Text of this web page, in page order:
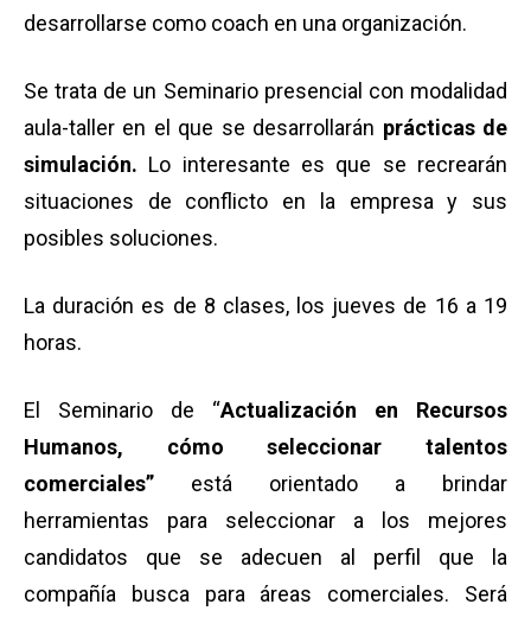
desarrollarse como coach en una organización.
Se trata de un Seminario presencial con modalidad
aula-taller en el que se desarrollarán prácticas de
simulación. Lo interesante es que se recrearán
situaciones de conflicto en la empresa y sus
posibles soluciones.
La duración es de 8 clases, los jueves de 16 a 19
horas.
El Seminario de “Actualización en Recursos
Humanos, cómo seleccionar talentos
comerciales” está orientado a brindar
herramientas para seleccionar a los mejores
candidatos que se adecuen al perfil que la
compañía busca para áreas comerciales. Será